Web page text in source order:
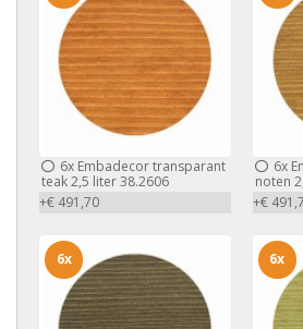
6x Embadecor transparant
teak 2,5 liter 38.2606
+€ 491,70
6x
noten
+€
6x 6x